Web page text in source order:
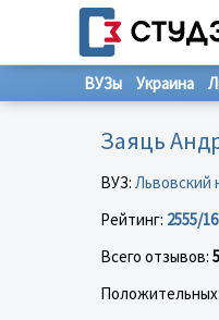
ВУЗы Украина
Заяць
ВУЗ: Львовский
Рейтинг: 2555/
Всего отзывов:
Положительных: